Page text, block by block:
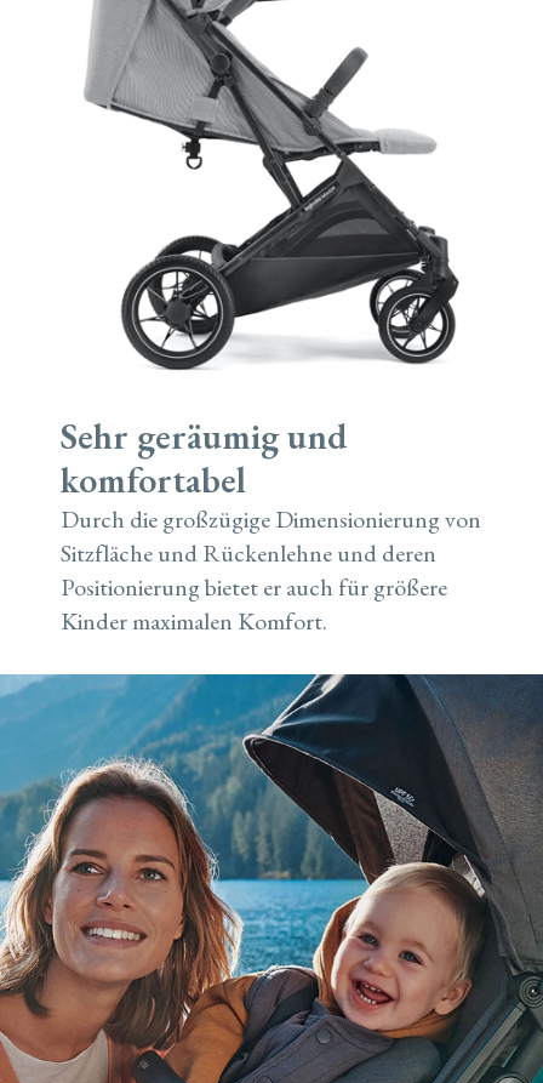
Sehr geräumig und
komfortabel
Durch die großzügige Dimensionierung von
Sitzfläche und Rückenlehne und deren
Positionierung bietet er auch für größere
Kinder maximalen Komfort.